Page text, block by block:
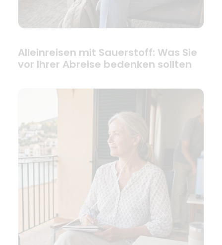
Alleinreisen mit Sauerstoff: Was Sie
vor Ihrer Abreise bedenken sollten